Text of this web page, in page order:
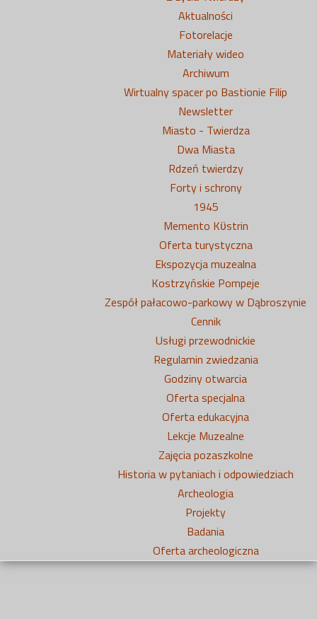
Aktualności
Fotorelacje
Materiały wideo
Archiwum
Wirtualny spacer po Bastionie Filip
Newsletter
Miasto - Twierdza
Dwa Miasta
Rdzeń twierdzy
Forty i schrony
1945
Memento Kϋstrin
Oferta turystyczna
Ekspozycja muzealna
Kostrzyńskie Pompeje
Zespół pałacowo-parkowy w Dąbroszynie
Cennik
Usługi przewodnickie
Regulamin zwiedzania
Godziny otwarcia
Oferta specjalna
Oferta edukacyjna
Lekcje Muzealne
Zajęcia pozaszkolne
Historia w pytaniach i odpowiedziach
Archeologia
Projekty
Badania
Oferta archeologiczna